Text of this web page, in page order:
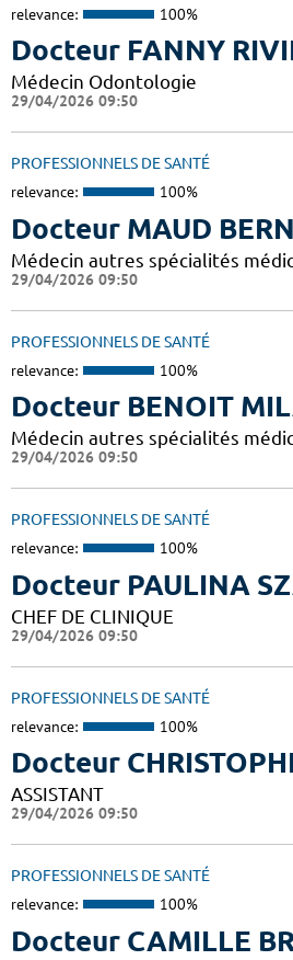
relevance: 100%
Docteur FANNY
Médecin Odontologie
29/04/2026 09:50
PROFESSIONNELS DE SANTÉ
relevance: 100%
Docteur MAUD
Médecin autres spécialités
29/04/2026 09:50
PROFESSIONNELS DE SANTÉ
relevance: 100%
Docteur BENOIT
Médecin autres spécialités
29/04/2026 09:50
PROFESSIONNELS DE SANTÉ
relevance: 100%
Docteur PAULINA
CHEF DE CLINIQUE
29/04/2026 09:50
PROFESSIONNELS DE SANTÉ
relevance: 100%
Docteur
ASSISTANT
29/04/2026 09:50
PROFESSIONNELS DE SANTÉ
relevance: 100%
Docteur CAMILLE